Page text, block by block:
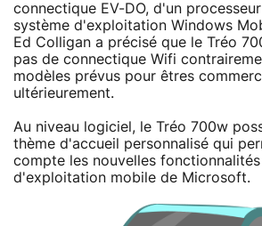
connectique EV-DO, d'un
système d'exploitation Windows
Ed Colligan a précisé que le Tréo
pas de connectique Wifi
modèles prévus pour êtres
ultérieurement.
Au niveau logiciel, le Tréo 700w
thème d'accueil personnalisé qui
compte les nouvelles
d'exploitation mobile de Microsoft.